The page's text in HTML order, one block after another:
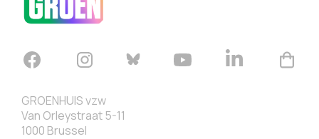
GROENHUIS vzw
Van Orleystraat 5-11
1000 Brussel